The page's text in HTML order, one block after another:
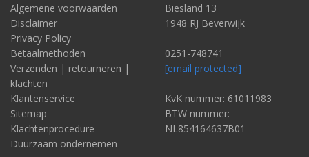
Algemene voorwaarden
Disclaimer
Privacy Policy
Betaalmethoden
Verzenden | retourneren |
klachten
Klantenservice
Sitemap
Klachtenprocedure
Duurzaam ondernemen
Biesland 13
1948 RJ Beverwijk
0251-748741
[email protected]
KvK nummer: 61011983
BTW nummer:
NL854164637B01